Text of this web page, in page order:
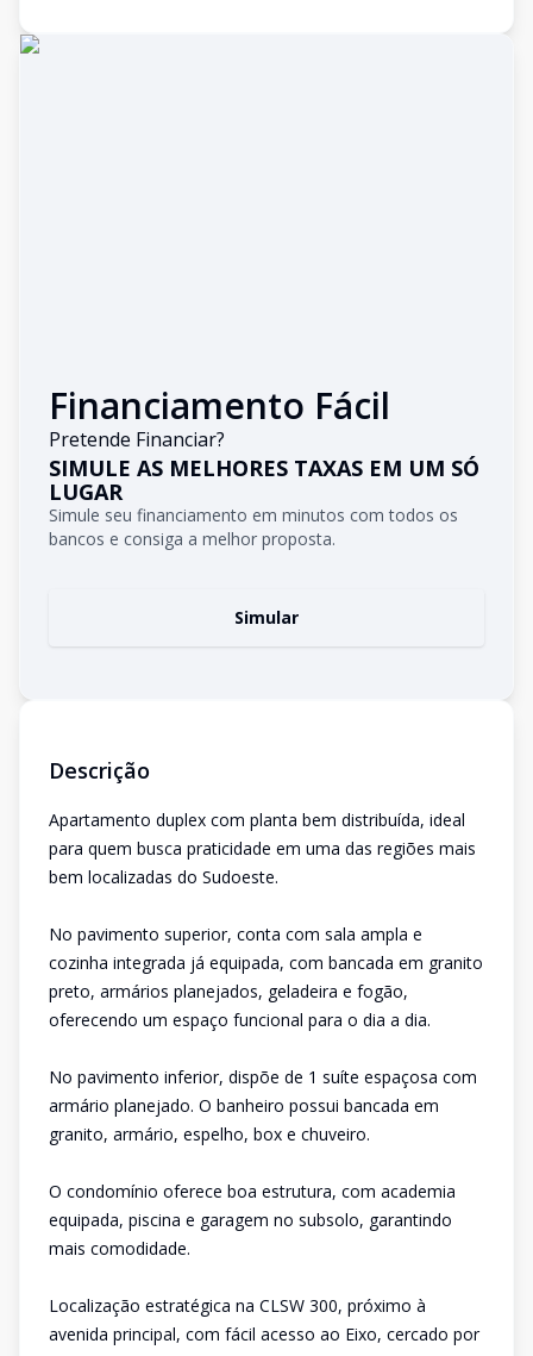
Financiamento Fácil
Pretende Financiar?
SIMULE AS MELHORES TAXAS EM UM SÓ
LUGAR
Simule seu financiamento em minutos com todos os
bancos e consiga a melhor proposta.
Simular
Descrição
Apartamento duplex com planta bem distribuída, ideal
para quem busca praticidade em uma das regiões mais
bem localizadas do Sudoeste.
No pavimento superior, conta com sala ampla e
cozinha integrada já equipada, com bancada em granito
preto, armários planejados, geladeira e fogão,
oferecendo um espaço funcional para o dia a dia.
No pavimento inferior, dispõe de 1 suíte espaçosa com
armário planejado. O banheiro possui bancada em
granito, armário, espelho, box e chuveiro.
O condomínio oferece boa estrutura, com academia
equipada, piscina e garagem no subsolo, garantindo
mais comodidade.
Localização estratégica na CLSW 300, próximo à
avenida principal, com fácil acesso ao Eixo, cercado por